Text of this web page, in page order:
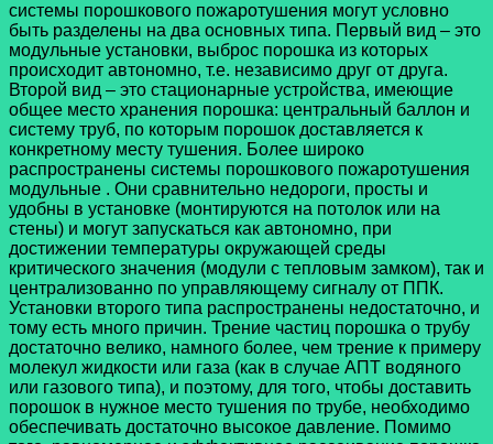
системы порошкового пожаротушения могут условно
быть разделены на два основных типа. Первый вид – это
модульные установки, выброс порошка из которых
происходит автономно, т.е. независимо друг от друга.
Второй вид – это стационарные устройства, имеющие
общее место хранения порошка: центральный баллон и
систему труб, по которым порошок доставляется к
конкретному месту тушения. Более широко
распространены системы порошкового пожаротушения
модульные . Они сравнительно недороги, просты и
удобны в установке (монтируются на потолок или на
стены) и могут запускаться как автономно, при
достижении температуры окружающей среды
критического значения (модули с тепловым замком), так и
централизованно по управляющему сигналу от ППК.
Установки второго типа распространены недостаточно, и
тому есть много причин. Трение частиц порошка о трубу
достаточно велико, намного более, чем трение к примеру
молекул жидкости или газа (как в случае АПТ водяного
или газового типа), и поэтому, для того, чтобы доставить
порошок в нужное место тушения по трубе, необходимо
обеспечивать достаточно высокое давление. Помимо